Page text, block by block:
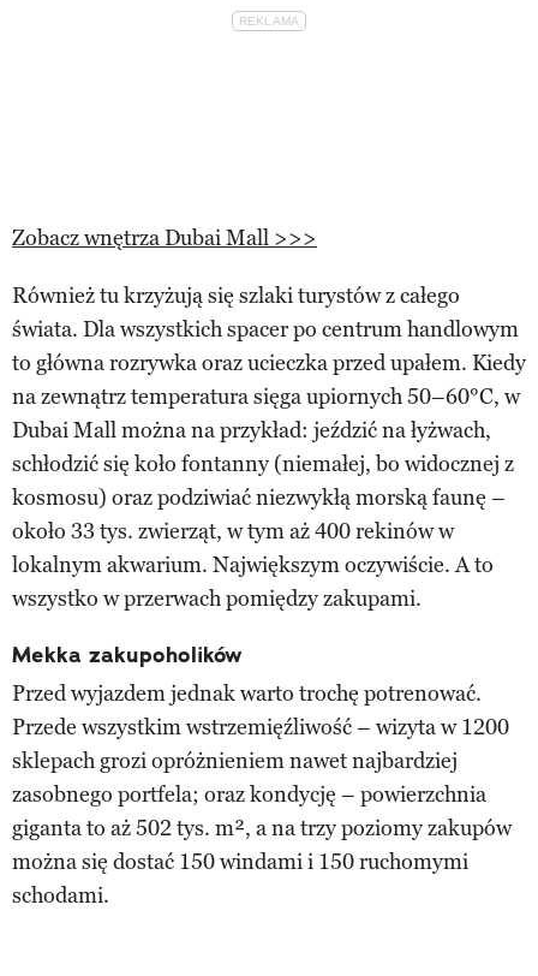
Zobacz wnętrza Dubai Mall >>>
Również tu krzyżują się szlaki turystów z całego
świata. Dla wszystkich spacer po centrum handlowym
to główna rozrywka oraz ucieczka przed upałem. Kiedy
na zewnątrz temperatura sięga upiornych 50–60°C, w
Dubai Mall można na przykład: jeździć na łyżwach,
schłodzić się koło fontanny (niemałej, bo widocznej z
kosmosu) oraz podziwiać niezwykłą morską faunę –
około 33 tys. zwierząt, w tym aż 400 rekinów w
lokalnym akwarium. Największym oczywiście. A to
wszystko w przerwach pomiędzy zakupami.
Mekka zakupoholików
Przed wyjazdem jednak warto trochę potrenować.
Przede wszystkim wstrzemięźliwość – wizyta w 1200
sklepach grozi opróżnieniem nawet najbardziej
zasobnego portfela; oraz kondycję – powierzchnia
giganta to aż 502 tys. m², a na trzy poziomy zakupów
można się dostać 150 windami i 150 ruchomymi
schodami.